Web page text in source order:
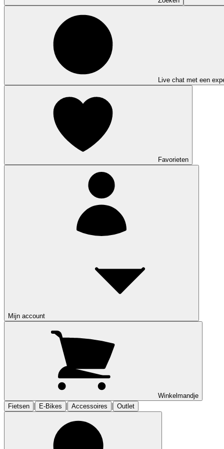
Live chat met een
Favorieten
Mijn account
Winkelmandje
Fietsen | E-Bikes | Accessoires | Outlet